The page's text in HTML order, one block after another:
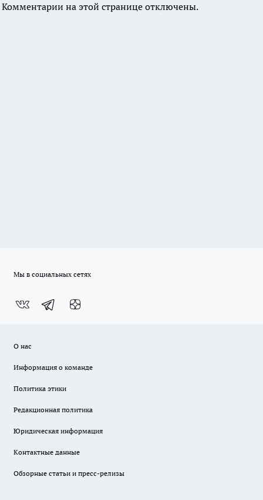
Комментарии на этой странице отключены.
Мы в социальных сетях
О нас
Информация о команде
Политика этики
Редакционная политика
Юридическая информация
Контактные данные
Обзорные статьи и пресс-релизы